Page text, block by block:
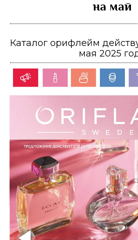
на май
Каталог орифлейм
мая 2025